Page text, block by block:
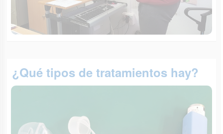
¿Qué tipos de tratamientos hay?